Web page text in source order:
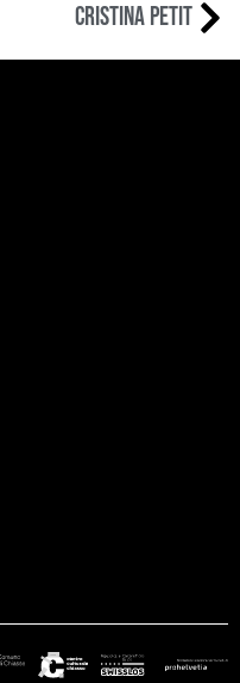
Cristina Petit